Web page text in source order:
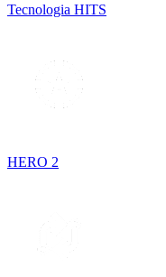
Tecnologia HITS
HERO 2